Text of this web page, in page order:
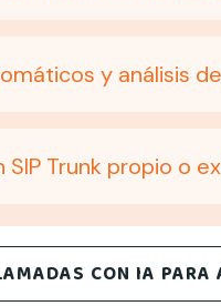
y análisis
Trunk propio o
CON IA PARA